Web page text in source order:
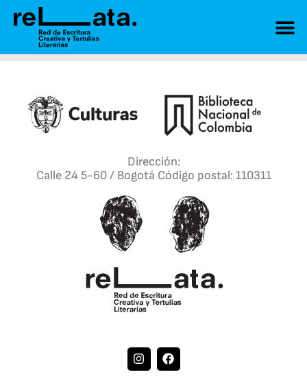
Dirección:
Calle 24 5-60 / Bogotá Código postal: 110311